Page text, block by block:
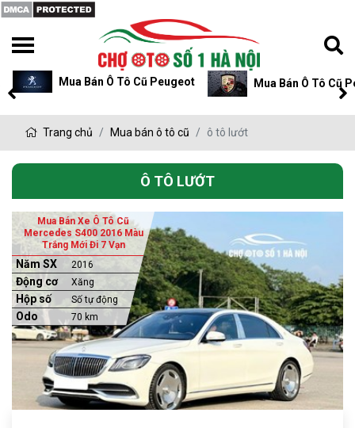
Mua Bán Ô Tô Cũ Porsche Mua Bán Ô Tô Cũ
Trang chủ Mua bán ô tô cũ ô tô lướt
Ô TÔ LƯỚT
Mua Bán Xe Ô Tô Cũ
Mercedes S400 2016 Màu
Trắng Mới Đi 7 Vạn
Năm SX 2016
Động cơ Xăng
Hộp số Số tự động
Odo 70 km